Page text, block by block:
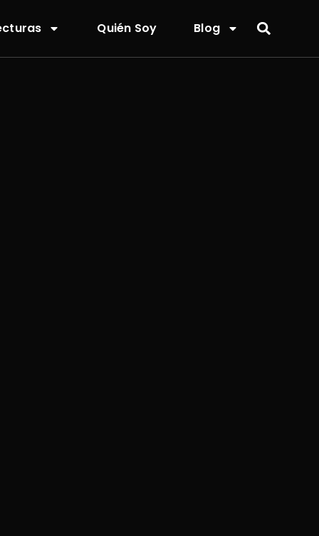
Quién Soy Blog